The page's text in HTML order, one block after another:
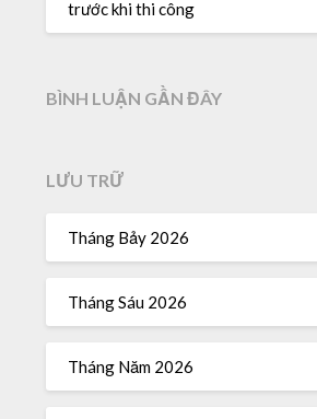
trước khi thi công
BÌNH LUẬN GẦN ĐÂY
LƯU TRỮ
Tháng Bảy 2026
Tháng Sáu 2026
Tháng Năm 2026